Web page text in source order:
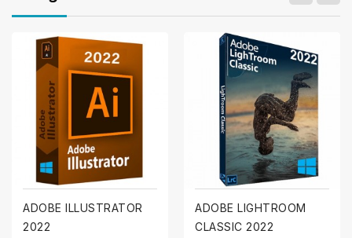
ADOBE ILLUSTRATOR
2022
ADOBE LIGHTROOM
CLASSIC 2022